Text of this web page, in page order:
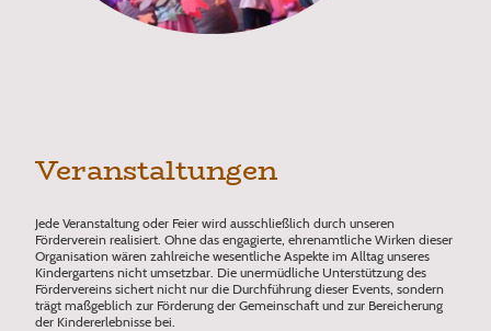
Veranstaltungen
Jede Veranstaltung oder Feier wird ausschließlich durch unseren
Förderverein realisiert. Ohne das engagierte, ehrenamtliche Wirken dieser
Organisation wären zahlreiche wesentliche Aspekte im Alltag unseres
Kindergartens nicht umsetzbar. Die unermüdliche Unterstützung des
Fördervereins sichert nicht nur die Durchführung dieser Events, sondern
trägt maßgeblich zur Förderung der Gemeinschaft und zur Bereicherung
der Kindererlebnisse bei.